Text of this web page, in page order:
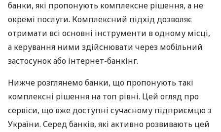
банки, які пропонують комплексне рішення, а не
окремі послуги. Комплексний підхід дозволяє
отримати всі основні інструменти в одному місці,
а керування ними здійснювати через мобільний
застосунок або інтернет-банкінг.
Нижче розглянемо банки, що пропонують такі
комплексні рішення на топ рівні. Цей огляд про
сервіси, що вже доступні сучасному підприємцю з
України. Серед банків, які активно розвивають цей